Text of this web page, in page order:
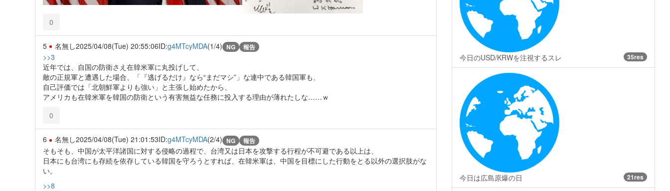
0
5 名無し2025/04/08(Tue) 20:55:06ID:g4MTcyMDA(1/4) NG 報告
>>3
近年では、自国の防衛さえ在韓米軍に丸投げして、
敵の正規軍と遭遇した場合、「『逃げるだけ』なら“まだマシ”」な連中である韓国軍も、
自己評価では「北朝鮮軍よりも強い」と主張し始めたから、
アメリカも在韓米軍を韓国の防衛という有害無益な任務に投入する理由が薄れたしな……ｗ
0
6 名無し2025/04/08(Tue) 21:01:53ID:g4MTcyMDA(2/4) NG 報告
そもそも、中国が太平洋諸国に対する侵略の過程で、台湾又は日本を攻撃する行程が不可避である以上は、
日本にも台湾にも存続を依存している韓国を守ろうとすれば、在韓米軍は、中国を目標にした行動をとる以外の選択肢がな
い。
>>8
今日のUSD/KRWを注視するスレ 35res
今日は広島原爆の日 21res